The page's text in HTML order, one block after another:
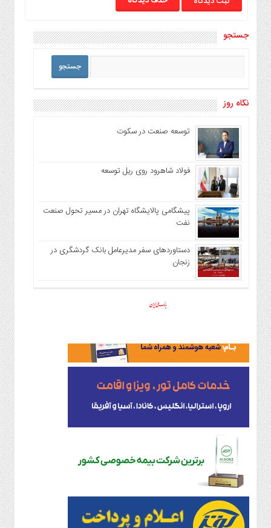
جستجو
نگاه روز
توسعه صنعت در سکوت
فولاد شاهرود روی ریل توسعه
پیشگامی پالایشگاه تهران در مسیر تحول صنعت
نفت
دستاوردهای سفر مدیرعامل بانک گردشگری در
زنجان